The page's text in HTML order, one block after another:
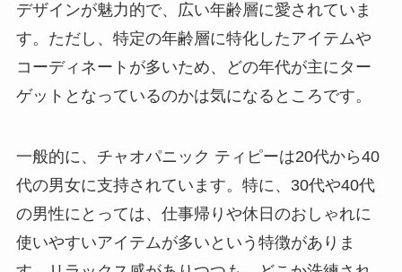
デザインが魅力的で、広い年齢層に愛されていま
す。ただし、特定の年齢層に特化したアイテムや
コーディネートが多いため、どの年代が主にター
ゲットとなっているのかは気になるところです。
一般的に、チャオパニック ティピーは20代から40
代の男女に支持されています。特に、30代や40代
の男性にとっては、仕事帰りや休日のおしゃれに
使いやすいアイテムが多いという特徴がありま